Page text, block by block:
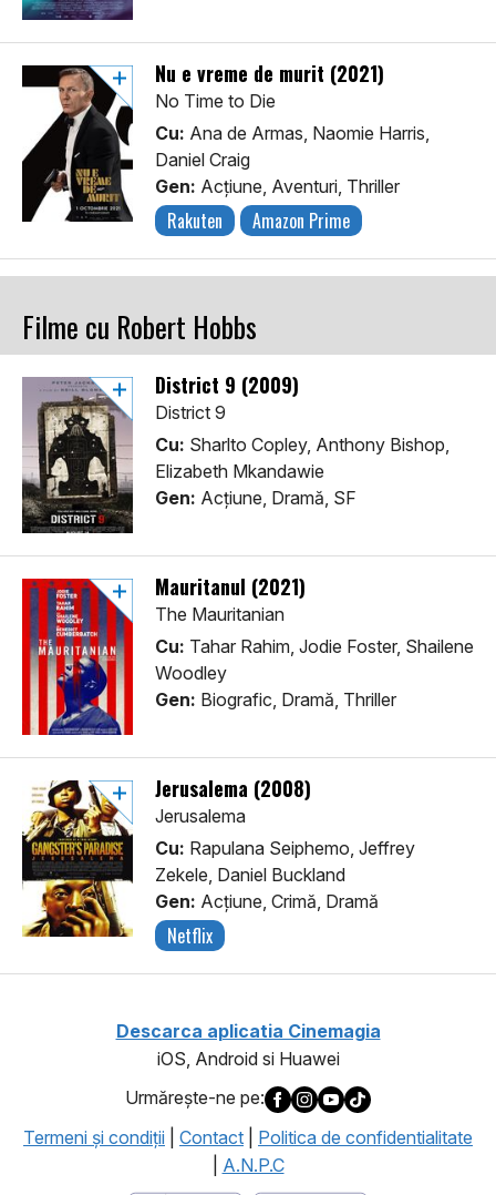
Nu e vreme de murit (2021)
No Time to Die
Cu: Ana de Armas, Naomie Harris,
Daniel Craig
Gen: Acţiune, Aventuri, Thriller
Rakuten Amazon Prime
Filme cu Robert Hobbs
District 9 (2009)
District 9
Cu: Sharlto Copley, Anthony Bishop,
Elizabeth Mkandawie
Gen: Acţiune, Dramă, SF
Mauritanul (2021)
The Mauritanian
Cu: Tahar Rahim, Jodie Foster, Shailene
Woodley
Gen: Biografic, Dramă, Thriller
Jerusalema (2008)
Jerusalema
Cu: Rapulana Seiphemo, Jeffrey
Zekele, Daniel Buckland
Gen: Acţiune, Crimă, Dramă
Netflix
Descarca aplicatia Cinemagia
iOS, Android si Huawei
Urmăreşte-ne pe:
Termeni şi condiţii
Contact
Politica de confidentialitate
A.N.P.C